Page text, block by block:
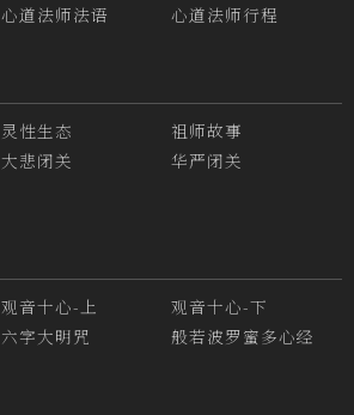
心道法师法语 心道法师行程
灵性生态
祖师故事
大悲闭关
华严闭关
观音十心-上
观音十心-下
六字大明咒 般若波罗蜜多心经